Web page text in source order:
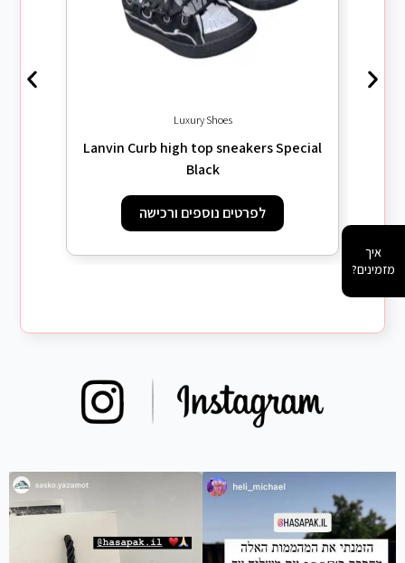
Luxury Shoes
Lanvin Curb high top sneakers Special
Black
לפרטים נוספים ורכישה
איך
מזמינים?